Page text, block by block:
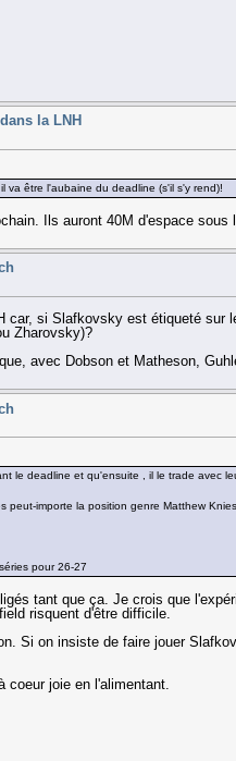
la LNH
être l'aubaine du deadline (s'il s'y rend)!
Ils auront 40M d'espace sous
si Slafkovsky est étiqueté
Zharovsky)?
avec Dobson et Matheson,
le deadline et qu'ensuite , il le trade
peut-importe la position genre Matthew Knies
pour 26-27
tant que ça. Je crois que
risquent d'être difficile.
Si on insiste de faire jouer
coeur joie en l'alimentant.